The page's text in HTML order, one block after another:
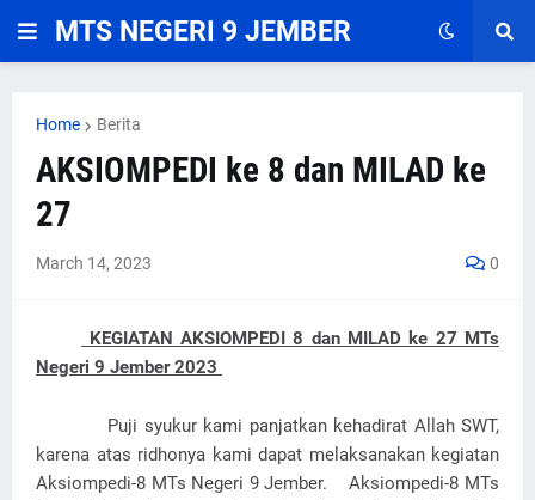
MTS NEGERI 9 JEMBER
Home Berita
AKSIOMPEDI ke 8 dan MILAD ke
27
March 14, 2023 0
KEGIATAN AKSIOMPEDI 8 dan MILAD ke 27 MTs
Negeri 9 Jember 2023
Puji syukur kami panjatkan kehadirat Allah SWT,
karena atas ridhonya kami dapat melaksanakan kegiatan
Aksiompedi-8 MTs Negeri 9 Jember. Aksiompedi-8 MTs